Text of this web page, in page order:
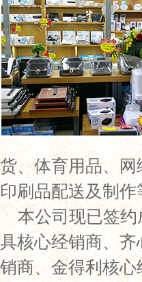
货、体育用品、
印刷品配送及制作
本公司现已签
具核心经销商、
销商、金得利核